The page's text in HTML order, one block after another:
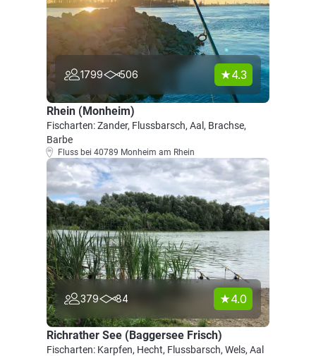
1799 506 4.3
Rhein (Monheim)
Fischarten: Zander, Flussbarsch, Aal, Brachse,
Barbe
Fluss bei 40789 Monheim am Rhein
379 84 4.0
Richrather See (Baggersee Frisch)
Fischarten: Karpfen, Hecht, Flussbarsch, Wels, Aal